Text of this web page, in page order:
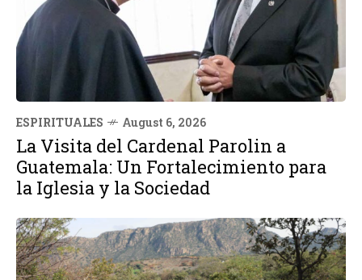
ESPIRITUALES August 6, 2026
La Visita del Cardenal Parolin a
Guatemala: Un Fortalecimiento para
la Iglesia y la Sociedad